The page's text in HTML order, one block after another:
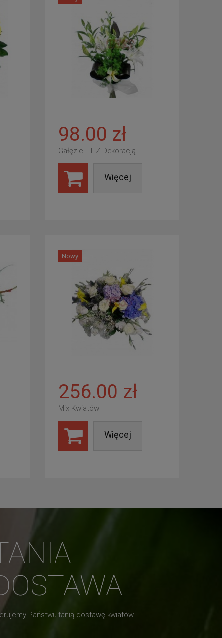
98.00 zł
Gałęzie Lili Z Dekoracją
Więcej
Nowy
256.00 zł
Mix Kwiatów
Więcej
Państwu tanią dostawę kwiatów